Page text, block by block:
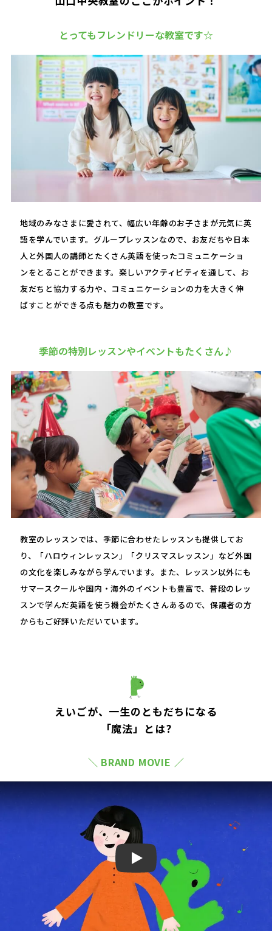
とってもフレンドリーな教室です☆
地域のみなさまに愛されて、幅広い年齢のお子さまが元気に英
語を学んでいます。グループレッスンなので、お友だちや日本
人と外国人の講師とたくさん英語を使ったコミュニケーショ
ンをとることができます。楽しいアクティビティを通して、お
友だちと協力する力や、コミュニケーションの力を大きく伸
ばすことができる点も魅力の教室です。
季節の特別レッスンやイベントもたくさん♪
教室のレッスンでは、季節に合わせたレッスンも提供してお
り、「ハロウィンレッスン」「クリスマスレッスン」など外国
の文化を楽しみながら学んでいます。また、レッスン以外にも
サマースクールや国内・海外のイベントも豊富で、普段のレッ
スンで学んだ英語を使う機会がたくさんあるので、保護者の方
からもご好評いただいています。
えいごが、一生のともだちになる
「魔法」とは?
＼ BRAND MOVIE ／